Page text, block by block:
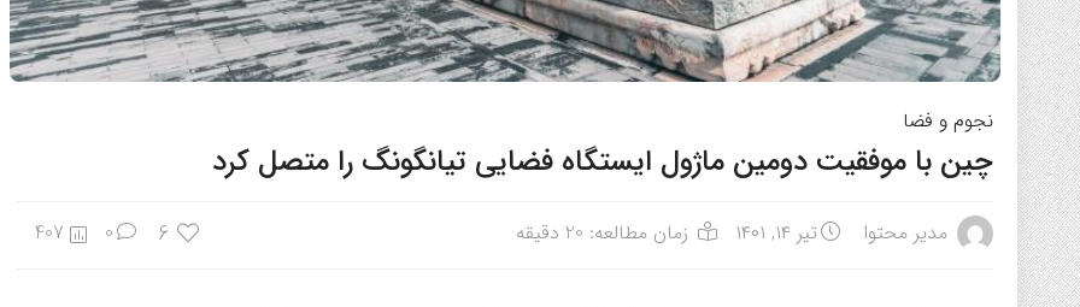
نجوم و فضا
چین با موفقیت دومین ماژول ایستگاه فضایی تیانگونگ را متصل کرد
مدیر محتوا تیر ۱۴, ۱۴۰۱ زمان مطالعه: 20 دقیقه 6
0
407